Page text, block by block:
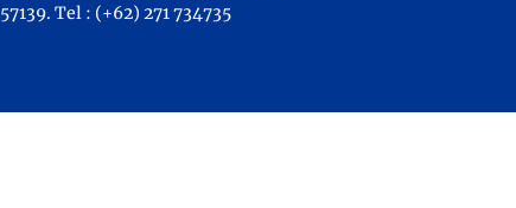
57139. Tel : (+62) 271 734735